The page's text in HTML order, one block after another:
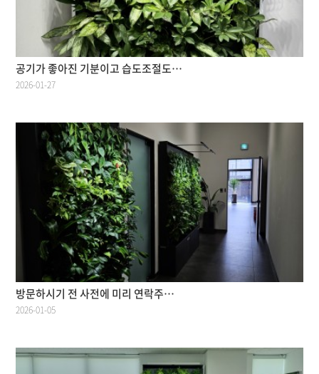
공기가 좋아진 기분이고 습도조절도…
2026-01-27
방문하시기 전 사전에 미리 연락주…
2026-01-05